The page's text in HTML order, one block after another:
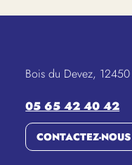
Bois du Devez,
05 65 42 40 42
CONTACTEZ-